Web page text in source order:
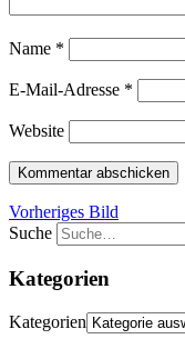
Name *
E-Mail-Adresse *
Website
Vorheriges Bild
Suche
Kategorien
Kategorien